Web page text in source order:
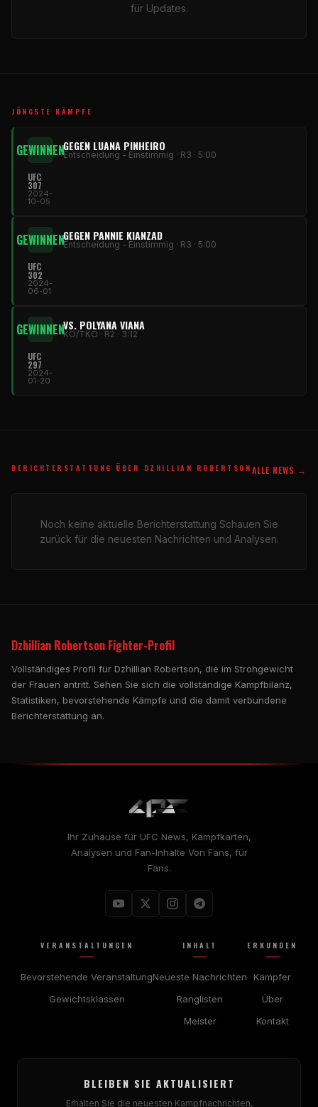
für Updates.
JÜNGSTE KÄMPFE
GEWINNENGEGEN LUANA PINHEIRO
Entscheidung - Einstimmig · R3 · 5:00
UFC
307
2024-
10-05
GEWINNENGEGEN PANNIE KIANZAD
Entscheidung - Einstimmig · R3 · 5:00
UFC
302
2024-
06-01
GEWINNENVS. POLYANA VIANA
KO/TKO · R2 · 3:12
UFC
297
2024-
01-20
BERICHTERSTATTUNG ÜBER DZHILLIAN ROBERTSON ALLE NEWS →
Noch keine aktuelle Berichterstattung Schauen Sie
zurück für die neuesten Nachrichten und Analysen.
Dzhillian Robertson Fighter-Profil
Vollständiges Profil für Dzhillian Robertson, die im Strohgewicht
der Frauen antritt. Sehen Sie sich die vollständige Kampfbilanz,
Statistiken, bevorstehende Kämpfe und die damit verbundene
Berichterstattung an.
Ihr Zuhause für UFC News, Kampfkarten,
Analysen und Fan-Inhalte Von Fans, für
Fans.
VERANSTALTUNGEN
Bevorstehende Veranstaltung
Gewichtsklassen
INHALT
Neueste Nachrichten
Ranglisten
Meister
ERKUNDEN
Kämpfer
Über
Kontakt
BLEIBEN SIE AKTUALISIERT
Erhalten Sie die neuesten Kampfnachrichten,